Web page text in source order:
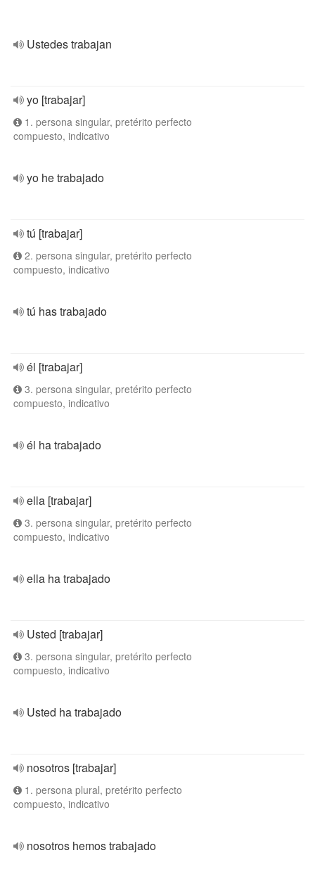
Ustedes trabajan
yo [trabajar]
1. persona singular, pretérito perfecto
compuesto, indicativo
yo he trabajado
tú [trabajar]
2. persona singular, pretérito perfecto
compuesto, indicativo
tú has trabajado
él [trabajar]
3. persona singular, pretérito perfecto
compuesto, indicativo
él ha trabajado
ella [trabajar]
3. persona singular, pretérito perfecto
compuesto, indicativo
ella ha trabajado
Usted [trabajar]
3. persona singular, pretérito perfecto
compuesto, indicativo
Usted ha trabajado
nosotros [trabajar]
1. persona plural, pretérito perfecto
compuesto, indicativo
nosotros hemos trabajado